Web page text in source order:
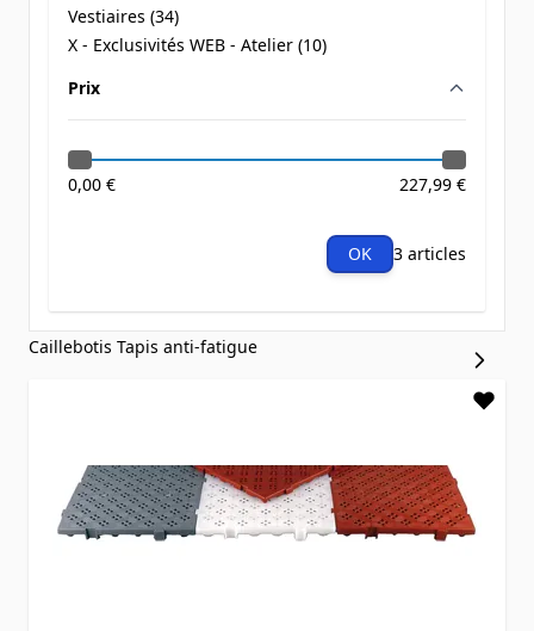
Vestiaires (34
products available
)
X - Exclusivités WEB - Atelier (10
products available
)
Prix
0,00 € 227,99 €
OK 3 articles
Caillebotis Tapis anti-fatigue